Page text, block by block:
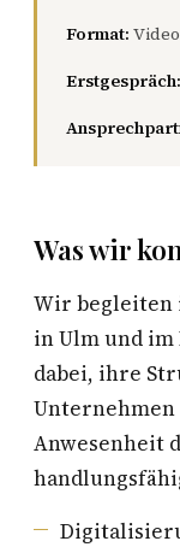
Format:
Erstgespräch:
Was wir
Wir begleiten
in Ulm und im
dabei, ihre
Unternehmen
Anwesenheit